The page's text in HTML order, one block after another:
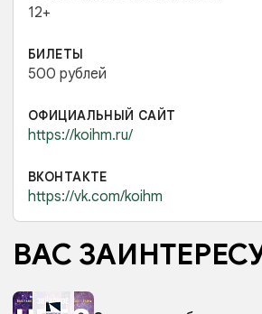
12+
БИЛЕТЫ
500 рублей
ОФИЦИАЛЬНЫЙ САЙТ
https://koihm.ru/
ВКОНТАКТЕ
https://vk.com/koihm
ВАС